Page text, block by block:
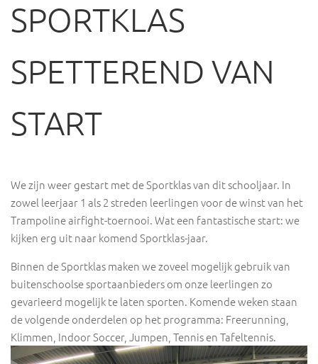
SPORTKLAS
SPETTEREND VAN
START
We zijn weer gestart met de Sportklas van dit schooljaar. In
zowel leerjaar 1 als 2 streden leerlingen voor de winst van het
Trampoline airfight-toernooi. Wat een fantastische start: we
kijken erg uit naar komend Sportklas-jaar.
Binnen de Sportklas maken we zoveel mogelijk gebruik van
buitenschoolse sportaanbieders om onze leerlingen zo
gevarieerd mogelijk te laten sporten. Komende weken staan
de volgende onderdelen op het programma: Freerunning,
Klimmen, Indoor Soccer, Jumpen, Tennis en Tafeltennis.